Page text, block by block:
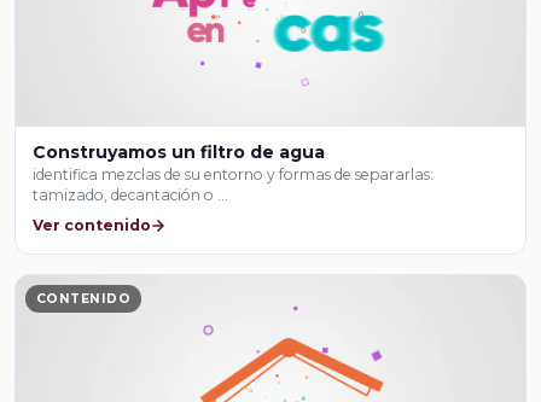
Construyamos un filtro de agua
identifica mezclas de su entorno y formas de separarlas:
tamizado, decantación o …
Ver contenido
CONTENIDO